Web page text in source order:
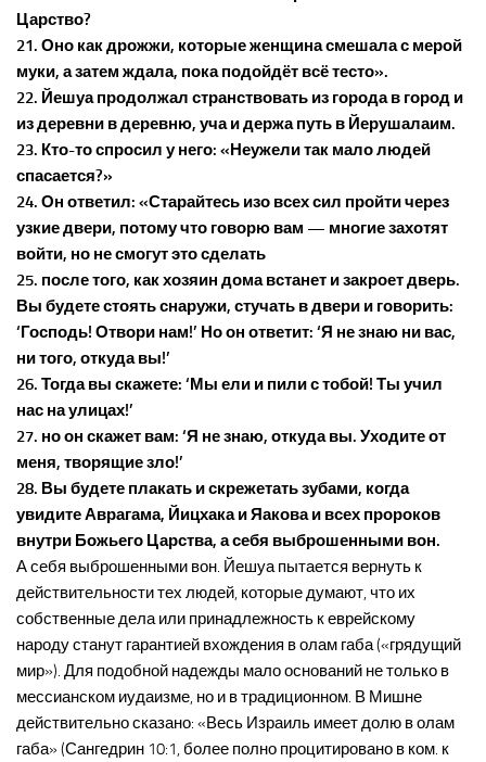
Царство?
21. Оно как дрожжи, которые женщина смешала с мерой
муки, а затем ждала, пока подойдёт всё тесто».
22. Йешуа продолжал странствовать из города в город и
из деревни в деревню, уча и держа путь в Йерушалаим.
23. Кто-то спросил у него: «Неужели так мало людей
спасается?»
24. Он ответил: «Старайтесь изо всех сил пройти через
узкие двери, потому что говорю вам — многие захотят
войти, но не смогут это сделать
25. после того, как хозяин дома встанет и закроет дверь.
Вы будете стоять снаружи, стучать в двери и говорить:
‘Господь! Отвори нам!’ Но он ответит: ‘Я не знаю ни вас,
ни того, откуда вы!’
26. Тогда вы скажете: ‘Мы ели и пили с тобой! Ты учил
нас на улицах!’
27. но он скажет вам: ‘Я не знаю, откуда вы. Уходите от
меня, творящие зло!’
28. Вы будете плакать и скрежетать зубами, когда
увидите Аврагама, Йицхака и Яакова и всех пророков
внутри Божьего Царства, а себя выброшенными вон.
А себя выброшенными вон. Йешуа пытается вернуть к
действительности тех людей, которые думают, что их
собственные дела или принадлежность к еврейскому
народу станут гарантией вхождения в олам габа («грядущий
мир»). Для подобной надежды мало оснований не только в
мессианском иудаизме, но и в традиционном. В Мишне
действительно сказано: «Весь Израиль имеет долю в олам
габа» (Сангедрин 10:1, более полно процитировано в ком. к